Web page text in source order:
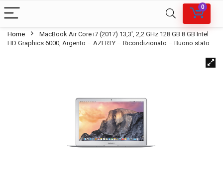
0
Home
MacBook Air Core i7 (2017) 13,3′, 2,2 GHz 128 GB 8 GB Intel
HD Graphics 6000, Argento – AZERTY – Ricondizionato – Buono stato